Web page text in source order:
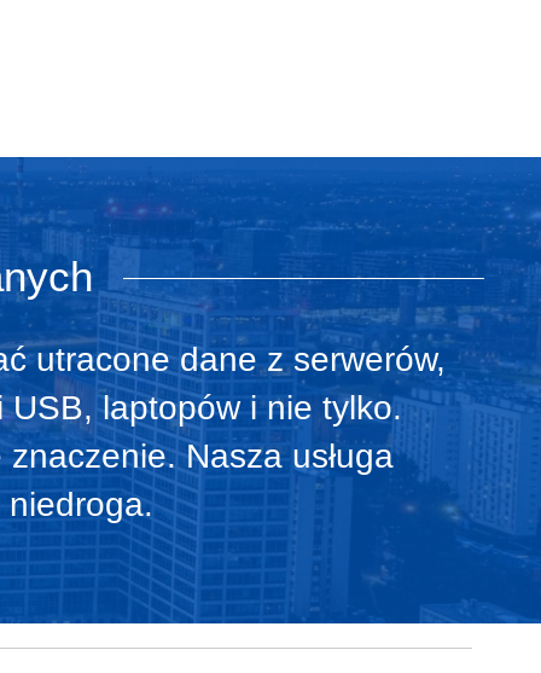
utracone dane z serwerów,
laptopów i nie tylko.
Nasza usługa